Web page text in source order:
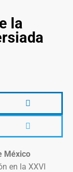
la
México
en la XXVI